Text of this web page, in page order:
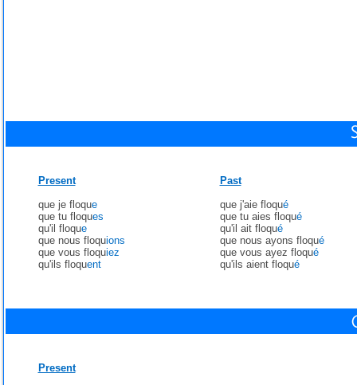
Present
que je floque
que tu floques
qu'il floque
que nous floquions
que vous floquiez
qu'ils floquent
Past
que j'aie floqué
que tu aies floqué
qu'il ait floqué
que nous ayons floqué
que vous ayez floqué
qu'ils aient floqué
Present